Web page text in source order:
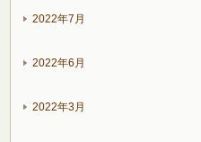
2022年7月
2022年6月
2022年3月